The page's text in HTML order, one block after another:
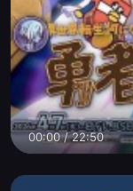
00:00/22:50